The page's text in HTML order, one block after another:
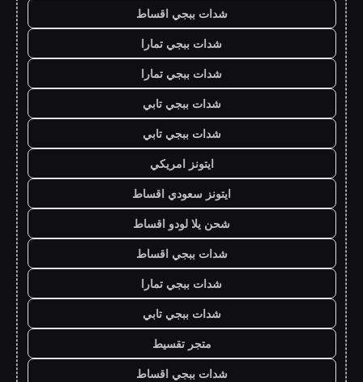
شدات ببجي اقساط
شدات ببجي تمارا
شدات ببجي تمارا
شدات ببجي تابي
شدات ببجي تابي
ايتونز امريكي
ايتونز سعودي اقساط
شحن يلا لودو اقساط
شدات ببجي اقساط
شدات ببجي تمارا
شدات ببجي تابي
متجر تقسيط
شدات ببجي اقساط